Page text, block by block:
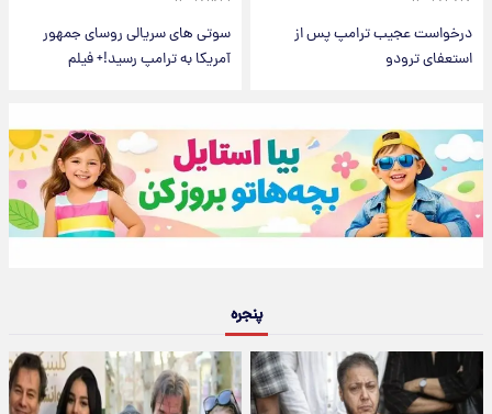
درخواست عجیب ترامپ پس از
استعفای ترودو
سوتی های سریالی روسای جمهور
آمریکا به ترامپ رسید!+ فیلم
پنجره